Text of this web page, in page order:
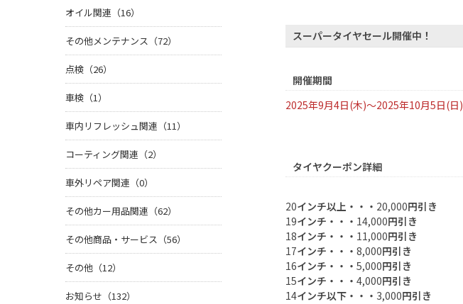
スーパータイヤセール開催中！
開催期間
2025年9月4日(木)～2025年10月5日(日)
タイヤクーポン詳細
20インチ以上・・・ 20,000円引き
19インチ・・・ 14,000円引き
18インチ・・・ 11,000円引き
17インチ・・・ 8,000円引き
16インチ・・・ 5,000円引き
15インチ・・・ 4,000円引き
14インチ以下・・・ 3,000円引き
オイル関連（16）
その他メンテナンス（72）
点検（26）
車検（1）
車内リフレッシュ関連（11）
コーティング関連（2）
車外リペア関連（0）
その他カー用品関連（62）
その他商品・サービス（56）
その他（12）
お知らせ（132）